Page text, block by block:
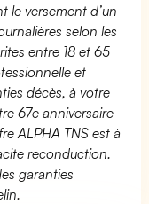
le versement d’un
selon les
entre 18 et 65
et
décès, à votre
67e anniversaire
ALPHA TNS est à
reconduction.
garanties